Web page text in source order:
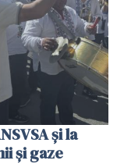
și la
și gaze